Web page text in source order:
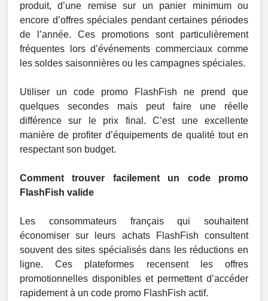
produit, d’une remise sur un panier minimum ou
encore d’offres spéciales pendant certaines périodes
de l’année. Ces promotions sont particulièrement
fréquentes lors d’événements commerciaux comme
les soldes saisonnières ou les campagnes spéciales.
Utiliser un code promo FlashFish ne prend que
quelques secondes mais peut faire une réelle
différence sur le prix final. C’est une excellente
manière de profiter d’équipements de qualité tout en
respectant son budget.
Comment trouver facilement un code promo
FlashFish valide
Les consommateurs français qui souhaitent
économiser sur leurs achats FlashFish consultent
souvent des sites spécialisés dans les réductions en
ligne. Ces plateformes recensent les offres
promotionnelles disponibles et permettent d’accéder
rapidement à un code promo FlashFish actif.